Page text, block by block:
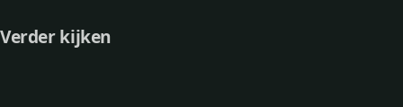
Verder kijken